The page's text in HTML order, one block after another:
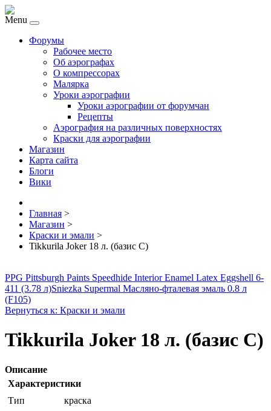
Menu
Форумы
Рабочее место
Об аэрографах
О компрессорах
Малярка
Уроки аэрографии
Уроки аэрографии от форумчан
Рецепты
Аэрография на различных поверхностях
Краски для аэрографии
Магазин
Карта сайта
Блоги
Вики
Главная >
Магазин >
Краски и эмали >
Tikkurila Joker 18 л. (базис С)
PPG Pittsburgh Paints Speedhide Interior Enamel Latex Eggshell 6-
411 (3.78 л)Sniezka Supermal Масляно-фталевая эмаль 0.8 л
(F105)
Вернуться к: Краски и эмали
Tikkurila Joker 18 л. (базис С)
Описание
Характеристики
Тип
краска